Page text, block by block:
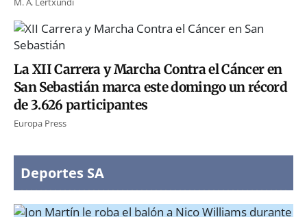
La XII Carrera y Marcha Contra el Cáncer en
San Sebastián marca este domingo un récord
de 3.626 participantes
Europa Press
Deportes SA